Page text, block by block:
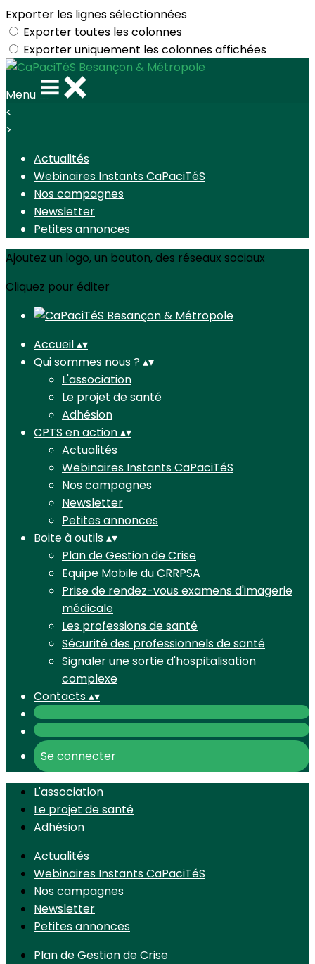
Exporter les lignes sélectionnées
Exporter toutes les colonnes
Exporter uniquement les colonnes affichées
Menu
<
>
Actualités
Webinaires Instants CaPaciTéS
Nos campagnes
Newsletter
Petites annonces
Ajoutez un logo, un bouton, des réseaux sociaux
Cliquez pour éditer
Accueil▴▾
Qui sommes nous ?▴▾
L'association
Le projet de santé
Adhésion
CPTS en action▴▾
Actualités
Webinaires Instants CaPaciTéS
Nos campagnes
Newsletter
Petites annonces
Boite à outils▴▾
Plan de Gestion de Crise
Equipe Mobile du CRRPSA
Prise de rendez-vous examens d'imagerie
médicale
Les professions de santé
Sécurité des professionnels de santé
Signaler une sortie d'hospitalisation
complexe
Contacts▴▾
Se connecter
L'association
Le projet de santé
Adhésion
Actualités
Webinaires Instants CaPaciTéS
Nos campagnes
Newsletter
Petites annonces
Plan de Gestion de Crise